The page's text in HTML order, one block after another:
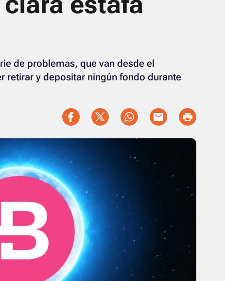
de problemas, que van desde el
retirar y depositar ningún fondo durante